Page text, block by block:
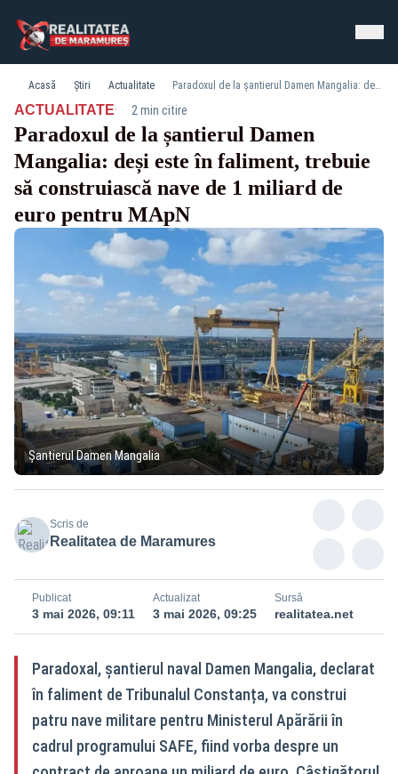
Acasă Știri Actualitate Paradoxul de la șantierul Damen Mangalia: deși este în faliment, trebuie să construiască nave de 1 miliard de euro pentru MApN
ACTUALITATE· 2 min citire
Paradoxul de la șantierul Damen
Mangalia: deși este în faliment, trebuie
să construiască nave de 1 miliard de
euro pentru MApN
Șantierul Damen Mangalia
Scris de
Realitatea de Maramures
Publicat
3 mai 2026, 09:11
Actualizat
3 mai 2026, 09:25
Sursă
realitatea.net
Paradoxal, șantierul naval Damen Mangalia, declarat
în faliment de Tribunalul Constanța, va construi
patru nave militare pentru Ministerul Apărării în
cadrul programului SAFE, fiind vorba despre un